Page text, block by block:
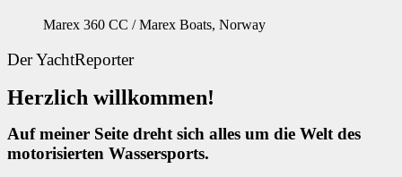
Marex 360 CC / Marex Boats, Norway
Der YachtReporter
Herzlich willkommen!
Auf meiner Seite dreht sich alles um die Welt des
motorisierten Wassersports.